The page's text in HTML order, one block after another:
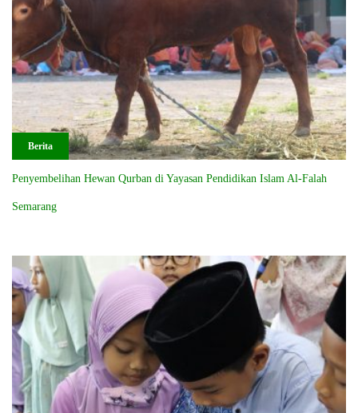
Berita
Penyembelihan Hewan Qurban di Yayasan Pendidikan Islam Al-Falah
Semarang